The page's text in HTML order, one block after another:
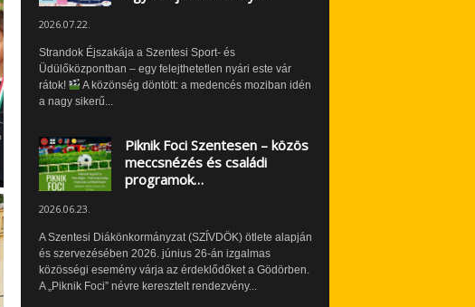
2026.07.22.
Strandok Éjszakája a Szentesi Sport- és
Üdülőközpontban – egy felejthetetlen nyári este vár
rátok!
A közönség döntött: a medencés moziban idén
a nagy sikerű...
Piknik Foci Szentesen – közös
meccsnézés és családi
programok…
2026.06.23.
A Szentesi Diákönkormányzat (SZÍVDÖK) ötlete alapján
és szervezésében 2026. június 26-án izgalmas
közösségi esemény várja az érdeklődőket a Gödörben.
A „Piknik Foci” névre keresztelt rendezvény...